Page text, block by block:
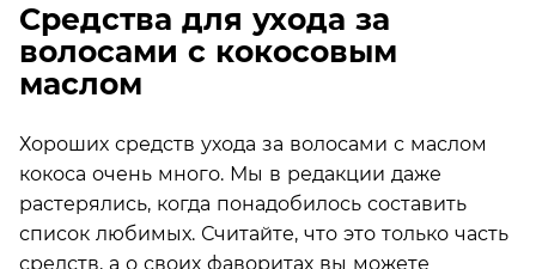
Средства для ухода за
волосами с кокосовым
маслом
Хороших средств ухода за волосами с маслом
кокоса очень много. Мы в редакции даже
растерялись, когда понадобилось составить
список любимых. Считайте, что это только часть
средств, а о своих фаворитах вы можете